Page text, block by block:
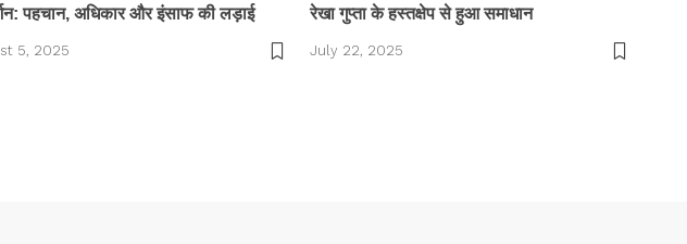
पहचान, अधिकार और इंसाफ की लड़ाई
5, 2025
रेखा गुप्ता के हस्तक्षेप से हुआ समाधान
July 22, 2025